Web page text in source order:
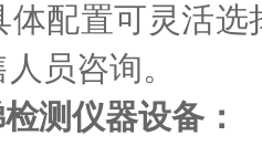
体配置可灵活
员咨询。
检测仪器设备：